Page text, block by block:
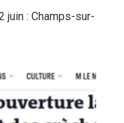
juin : Champs-sur-